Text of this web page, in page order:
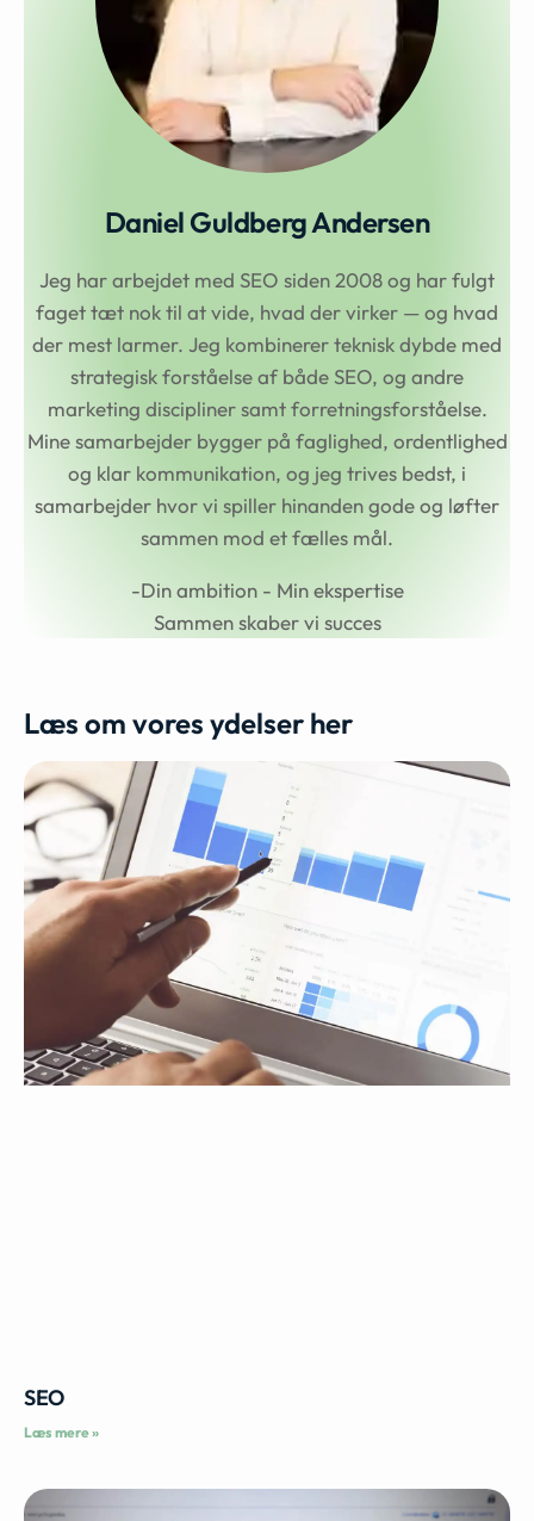
Daniel Guldberg Andersen
Jeg har arbejdet med SEO siden 2008 og har fulgt
faget tæt nok til at vide, hvad der virker — og hvad
der mest larmer. Jeg kombinerer teknisk dybde med
strategisk forståelse af både SEO, og andre
marketing discipliner samt forretningsforståelse.
Mine samarbejder bygger på faglighed, ordentlighed
og klar kommunikation, og jeg trives bedst, i
samarbejder hvor vi spiller hinanden gode og løfter
sammen mod et fælles mål.
-Din ambition - Min ekspertise
Sammen skaber vi succes
Læs om vores ydelser her
SEO
Læs mere »